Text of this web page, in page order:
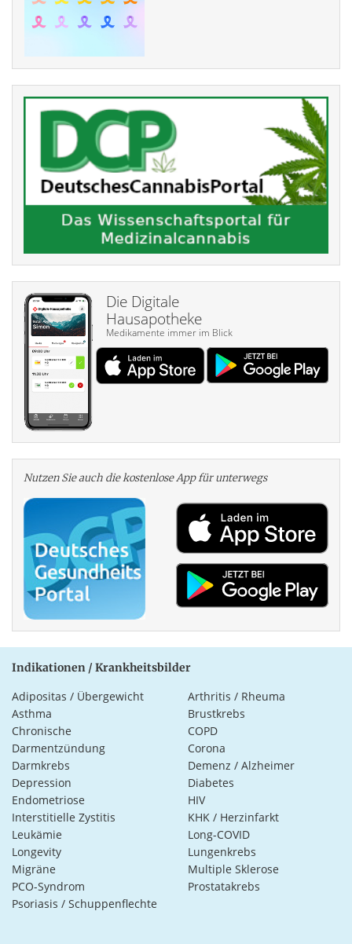
Die Digitale
Hausapotheke
Medikamente immer im Blick
Nutzen Sie auch die kosten­lose App für unterwegs
Indikationen / Krankheitsbilder
Adipositas / Übergewicht
Arthritis / Rheuma
Asthma
Brustkrebs
Chronische
Darmentzündung
COPD
Corona
Darmkrebs
Demenz / Alzheimer
Depression
Diabetes
Endometriose
HIV
Interstitielle Zystitis
KHK / Herzinfarkt
Leukämie
Long-COVID
Longevity
Lungenkrebs
Migräne
Multiple Sklerose
PCO-Syndrom
Prostatakrebs
Psoriasis / Schuppenflechte